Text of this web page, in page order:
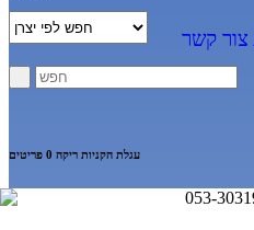
צור קשר
עגלת הקניות ריקה 0 פריטים